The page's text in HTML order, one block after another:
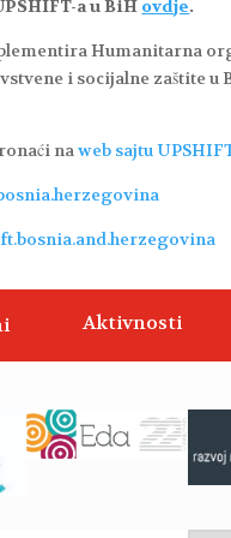
a u BiH ovdje.
Humanitarna
i socijalne zaštite u
naweb sajtu
Aktivnosti